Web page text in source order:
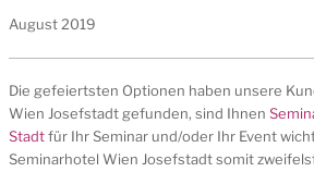
August 2019
Die gefeiertsten Optionen haben unsere
Wien Josefstadt gefunden, sind Ihnen
Stadtfür Ihr Seminar und/oder Ihr Event
Seminarhotel Wien Josefstadt somit